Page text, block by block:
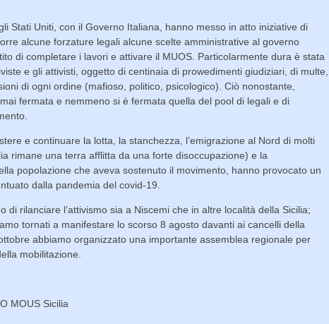
Stati Uniti, con il Governo Italiana, hanno messo in atto iniziative di
alcune forzature legali alcune scelte amministrative al governo
di completare i lavori e attivare il MUOS. Particolarmente dura è stata
e gli attivisti, oggetto di centinaia di prowedimenti giudiziari, di multe,
di ogni ordine (mafioso, politico, psicologico). Ciò nonostante,
fermata e nemmeno si è fermata quella del pool di legali e di
e continuare la lotta, la stanchezza, l’emigrazione al Nord di molti
rimane una terra afflitta da una forte disoccupazione) e la
popolazione che aveva sostenuto il movimento, hanno provocato un
dalla pandemia del covid-19.
di rilanciare l’attivismo sia a Niscemi che in altre località della Sicilia;
tornati a manifestare lo scorso 8 agosto davanti ai cancelli della
abbiamo organizzato una importante assemblea regionale per
mobilitazione.
MOUS Sicilia